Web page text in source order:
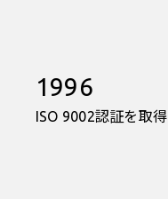
1996
ISO 9002認証を取得